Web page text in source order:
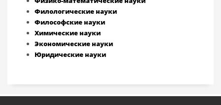
Филологические науки
Философские науки
Химические науки
Экономические науки
Юридические науки